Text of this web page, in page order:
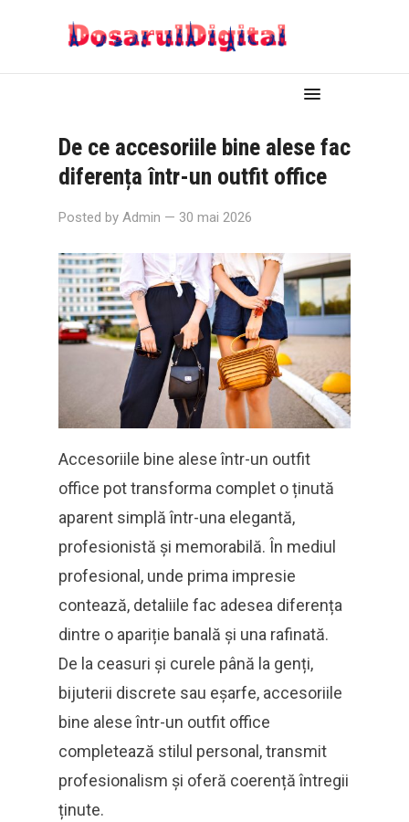
De ce accesoriile bine alese fac
diferența într-un outfit office
Posted by Admin — 30 mai 2026
Accesoriile bine alese într-un outfit
office pot transforma complet o ținută
aparent simplă într-una elegantă,
profesionistă și memorabilă. În mediul
profesional, unde prima impresie
contează, detaliile fac adesea diferența
dintre o apariție banală și una rafinată.
De la ceasuri și curele până la genți,
bijuterii discrete sau eșarfe, accesoriile
bine alese într-un outfit office
completează stilul personal, transmit
profesionalism și oferă coerență întregii
ținute.